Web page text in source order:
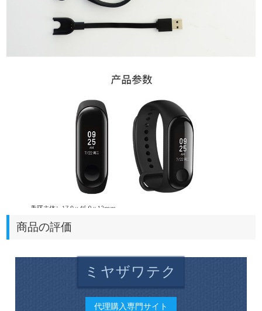
商品の評価
ミヤザワテク
代理購入専門サイト